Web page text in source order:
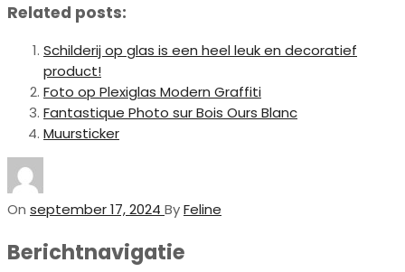
Related posts:
Schilderij op glas is een heel leuk en decoratief
product!
Foto op Plexiglas Modern Graffiti
Fantastique Photo sur Bois Ours Blanc
Muursticker
On september 17, 2024 ByFeline
Berichtnavigatie